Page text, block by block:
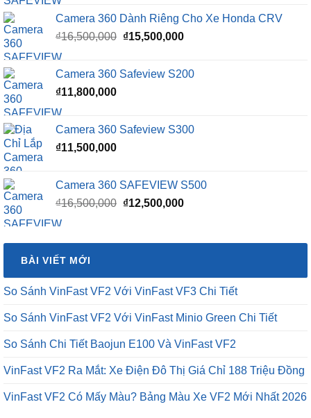
Camera 360 Dành Riêng Cho Xe Honda CRV
₫16,500,000 Giá
₫16,500,000.
₫15,500,000Giá
là:
Camera 360 Safeview S200
₫11,800,000
Camera 360 Safeview S300
₫11,500,000
Camera 360 SAFEVIEW S500
₫16,500,000 Giá
₫16,500,000.
₫12,500,000Giá
là:
BÀI VIẾT MỚI
So Sánh VinFast VF2 Với VinFast VF3 Chi Tiết
So Sánh VinFast VF2 Với VinFast Minio Green Chi Tiết
So Sánh Chi Tiết Baojun E100 Và VinFast VF2
VinFast VF2 Ra Mắt: Xe Điện Đô Thị Giá Chỉ 188 Triệu Đồng
VinFast VF2 Có Mấy Màu? Bảng Màu Xe VF2 Mới Nhất 2026